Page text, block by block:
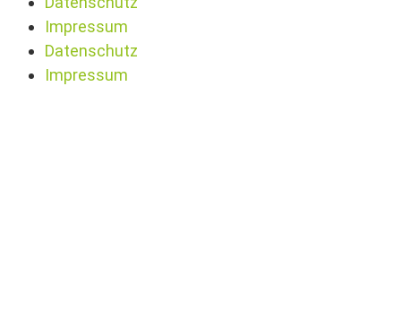
Impressum
Datenschutz
Impressum